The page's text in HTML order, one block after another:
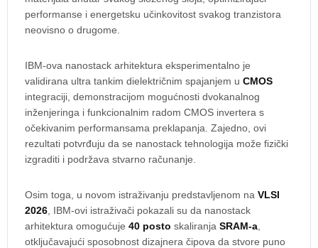
performanse i energetsku učinkovitost svakog tranzistora
neovisno o drugome.
IBM-ova nanostack arhitektura eksperimentalno je
validirana ultra tankim dielektričnim spajanjem u CMOS
integraciji, demonstracijom mogućnosti dvokanalnog
inženjeringa i funkcionalnim radom CMOS invertera s
očekivanim performansama preklapanja. Zajedno, ovi
rezultati potvrđuju da se nanostack tehnologija može fizički
izgraditi i podržava stvarno računanje.
Osim toga, u novom istraživanju predstavljenom na VLSI
2026 , IBM-ovi istraživači pokazali su da nanostack
arhitektura omogućuje 40 posto skaliranja SRAM-a
otključavajući sposobnost dizajnera čipova da stvore puno